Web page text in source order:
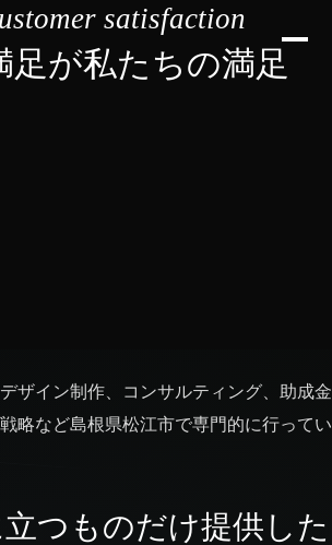
satisfaction
足が私たちの満足
ザイン制作、コンサルティング、助成金
略など島根県松江市で専門的に行ってい
つものだけ提供した